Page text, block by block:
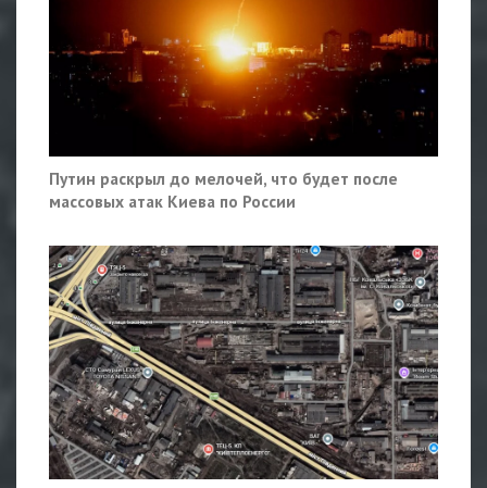
Путин раскрыл до мелочей, что будет после
массовых атак Киева по России